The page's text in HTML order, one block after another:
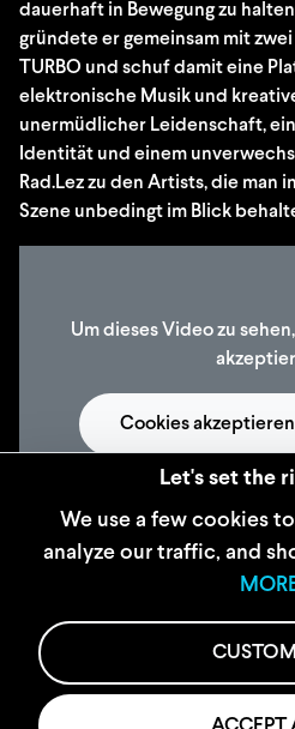
dauerhaft in Bewegung zu
gründete er gemeinsam mit
TURBO und schuf damit eine
elektronische Musik und
unermüdlicher Leidenschaft,
Identität und einem
Rad.Lez zu den Artists, die man
Szene unbedingt im Blick
Um dieses Video zu
Cookies
JOBS
Let's set the
We use a few cookies
analyze our traffic, and